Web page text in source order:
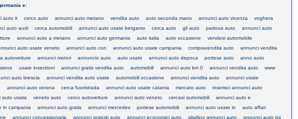
e:
auto it cerco auto annunci auto metano vendita auto auto seconda mano annunci auto vicenza
voghera
auto audi cerca automobili annunci auto usate bergamo cerca auto gli auto padova auto
annunci auto
annunci auto a metano annunci auto germania auto italia auto occasione
vendesi automobile
auto usate veneto annunci auto con annunci auto usate campania compravendita auto
annunci vendita
autovetture annunci motori annuncio auto auto usate annunci auto depoca portese auto
anno auto
usate inserzioni annunci gratis vendita auto automobili annunci auto km 0 annunci vendita auto
www
auto brescia annunci vendita auto usate automobili occasione annunci vendita auto
annunci usate
annunci auto verona cerca fuoristrada annunci auto usate catania mercato auto
inserisci annunci auto
auto usata veneto auto cerco autovetture annunci auto veneto cercasi automobili
annunci auto e
in campania annunci auto gratis annunci mercedes portese automobili annunci auto usate in
auto affari
annunci concessionarie annunci gratuiti auto annunci economici auto aladino annunci auto
annunci auto da